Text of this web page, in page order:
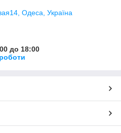
Одеса, Україна
до 18:00